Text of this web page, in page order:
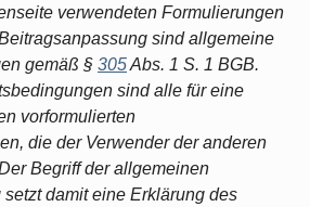
verwendeten Formulierungen
sind allgemeine
gemäß § 305Abs. 1 S. 1 BGB.
sind alle für eine
vorformulierten
die der Verwender der anderen
Begriff der allgemeinen
damit eine Erklärung des